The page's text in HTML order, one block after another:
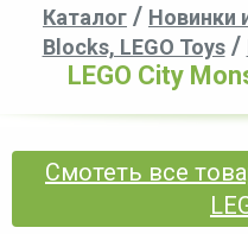
Каталог / Новинки
Blocks, LEGO Toys/
LEGO City
Смотеть все